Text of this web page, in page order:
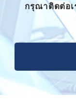
กรุณาติดต่อเ